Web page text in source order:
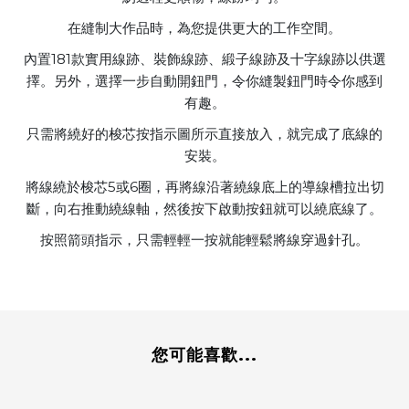
在縫制大作品時，為您提供更大的工作空間。
內置181款實用線跡、裝飾線跡、緞子線跡及十字線跡以供選
擇。另外，選擇一步自動開鈕門，令你縫製鈕門時令你感到
有趣。
只需將繞好的梭芯按指示圖所示直接放入，就完成了底線的
安裝。
將線繞於梭芯5或6圈，再將線沿著繞線底上的導線槽拉出切
斷，向右推動繞線軸，然後按下啟動按鈕就可以繞底線了。
按照箭頭指示，只需輕輕一按就能輕鬆將線穿過針孔。
您可能喜歡...